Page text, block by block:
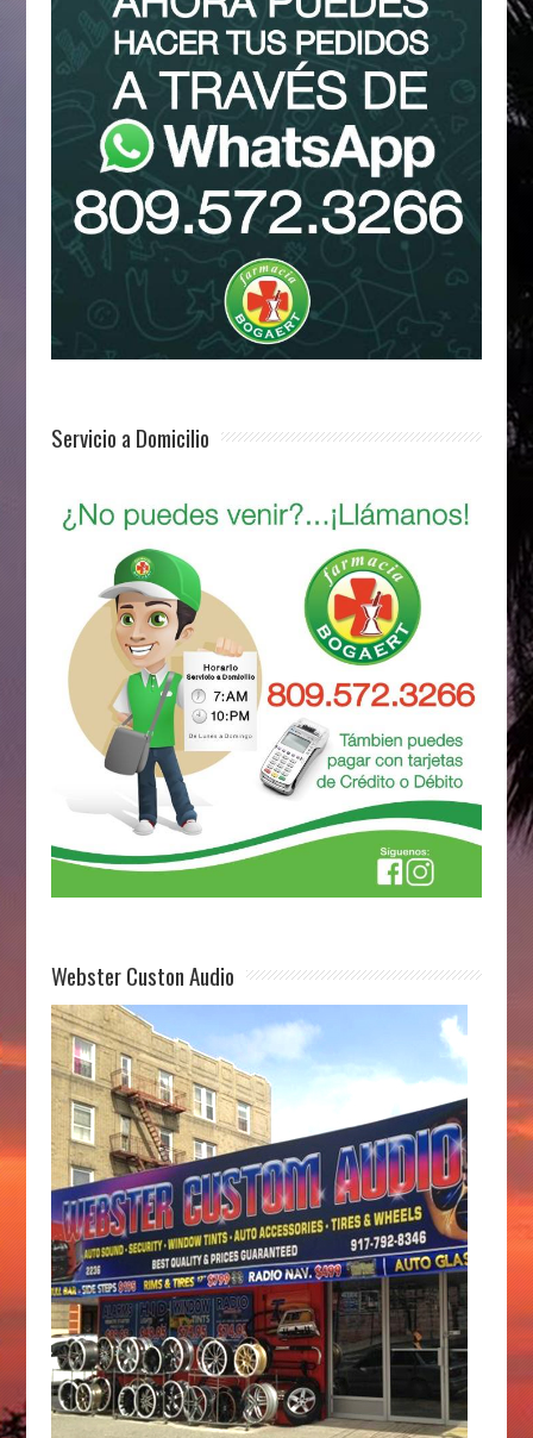
Servicio a Domicilio
Webster Custon Audio